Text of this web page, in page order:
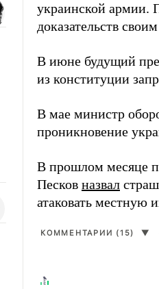
украинской армии.
доказательств
В июне будущий
из конституции
В мае министр
проникновение
В прошлом месяце
Песков назвал
атаковать местную
КОММЕНТАРИИ (15) ▼